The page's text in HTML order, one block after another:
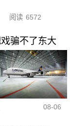
阅读 6572
骗不了东大
08-06